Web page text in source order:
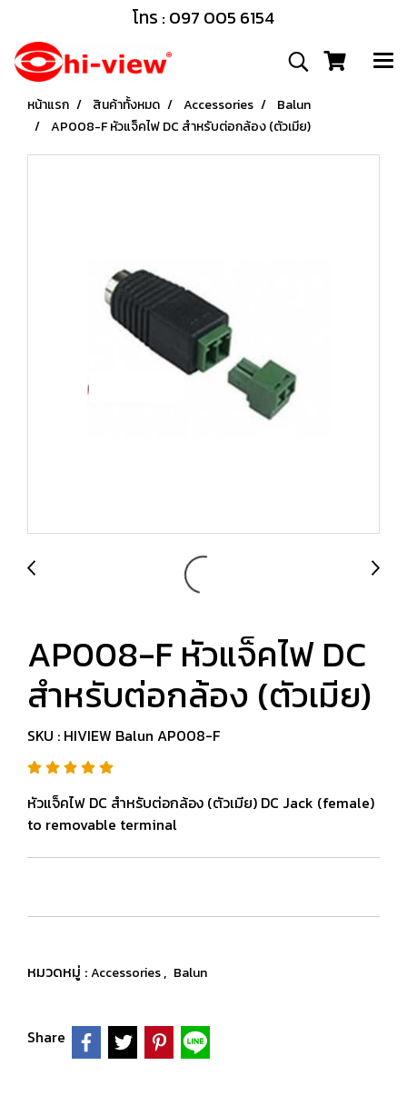
โทร : 097 005 6154
หน้าแรก สินค้าทั้งหมด Accessories
Balun
AP008-F หัวแจ็คไฟ DC สำหรับต่อกล้อง (ตัวเมีย)
AP008-F หัวแจ็คไฟ DC
สำหรับต่อกล้อง (ตัวเมีย)
SKU : HIVIEW Balun AP008-F
หัวแจ็คไฟ DC สำหรับต่อกล้อง (ตัวเมีย) DC Jack (female)
to removable terminal
หมวดหมู่ :Accessories, Balun
Share